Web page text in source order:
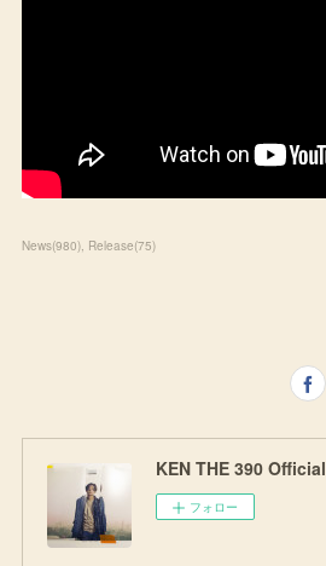
News(980) Release(75)
KEN THE 390 Official
フォロー